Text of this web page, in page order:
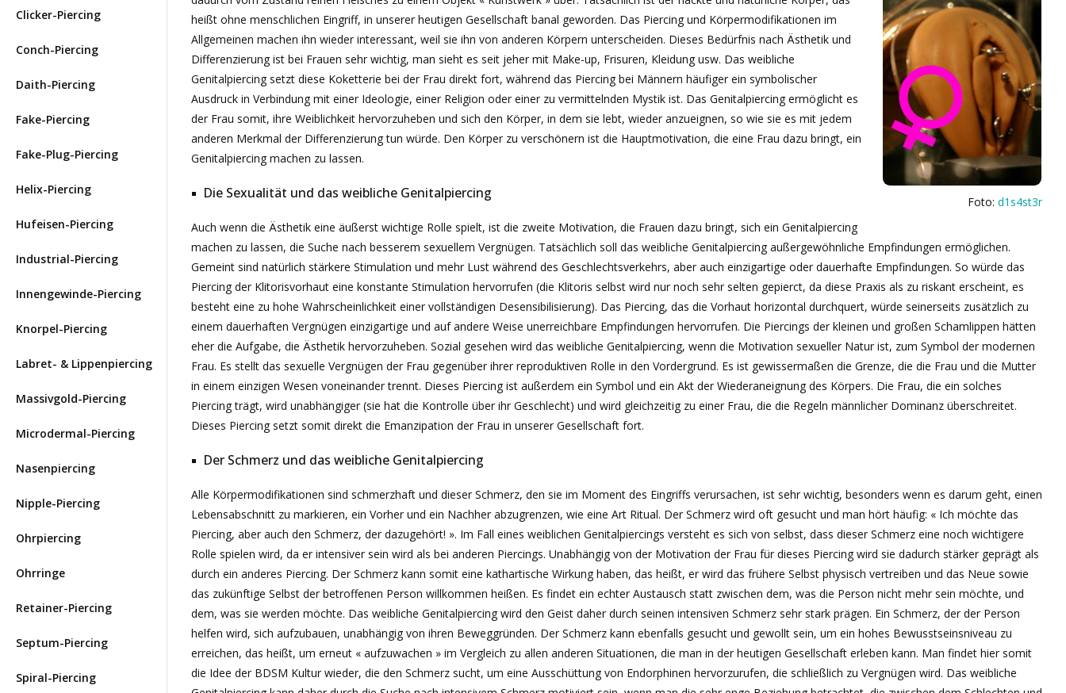
Clicker-Piercing
Conch-Piercing
Daith-Piercing
Fake-Piercing
Fake-Plug-Piercing
Helix-Piercing
Hufeisen-Piercing
Industrial-Piercing
Innengewinde-Piercing
Knorpel-Piercing
Labret- & Lippenpiercing
Massivgold-Piercing
Microdermal-Piercing
Nasenpiercing
Nipple-Piercing
Ohrpiercing
Ohrringe
Retainer-Piercing
Septum-Piercing
Spiral-Piercing
Foto: d1s4st3r
heißt ohne menschlichen Eingriff, in unserer heutigen Gesellschaft banal geworden. Das Piercing und Körpermodifikationen im
Allgemeinen machen ihn wieder interessant, weil sie ihn von anderen Körpern unterscheiden. Dieses Bedürfnis nach Ästhetik und
Differenzierung ist bei Frauen sehr wichtig, man sieht es seit jeher mit Make-up, Frisuren, Kleidung usw. Das weibliche
Genitalpiercing setzt diese Koketterie bei der Frau direkt fort, während das Piercing bei Männern häufiger ein symbolischer
Ausdruck in Verbindung mit einer Ideologie, einer Religion oder einer zu vermittelnden Mystik ist. Das Genitalpiercing ermöglicht es
der Frau somit, ihre Weiblichkeit hervorzuheben und sich den Körper, in dem sie lebt, wieder anzueignen, so wie sie es mit jedem
anderen Merkmal der Differenzierung tun würde. Den Körper zu verschönern ist die Hauptmotivation, die eine Frau dazu bringt, ein
Genitalpiercing machen zu lassen.
Die Sexualität und das weibliche Genitalpiercing
Auch wenn die Ästhetik eine äußerst wichtige Rolle spielt, ist die zweite Motivation, die Frauen dazu bringt, sich ein Genitalpiercing
machen zu lassen, die Suche nach besserem sexuellem Vergnügen. Tatsächlich soll das weibliche Genitalpiercing außergewöhnliche Empfindungen ermöglichen.
Gemeint sind natürlich stärkere Stimulation und mehr Lust während des Geschlechtsverkehrs, aber auch einzigartige oder dauerhafte Empfindungen. So würde das
Piercing der Klitorisvorhaut eine konstante Stimulation hervorrufen (die Klitoris selbst wird nur noch sehr selten gepierct, da diese Praxis als zu riskant erscheint, es
besteht eine zu hohe Wahrscheinlichkeit einer vollständigen Desensibilisierung). Das Piercing, das die Vorhaut horizontal durchquert, würde seinerseits zusätzlich zu
einem dauerhaften Vergnügen einzigartige und auf andere Weise unerreichbare Empfindungen hervorrufen. Die Piercings der kleinen und großen Schamlippen hätten
eher die Aufgabe, die Ästhetik hervorzuheben. Sozial gesehen wird das weibliche Genitalpiercing, wenn die Motivation sexueller Natur ist, zum Symbol der modernen
Frau. Es stellt das sexuelle Vergnügen der Frau gegenüber ihrer reproduktiven Rolle in den Vordergrund. Es ist gewissermaßen die Grenze, die die Frau und die Mutter
in einem einzigen Wesen voneinander trennt. Dieses Piercing ist außerdem ein Symbol und ein Akt der Wiederaneignung des Körpers. Die Frau, die ein solches
Piercing trägt, wird unabhängiger (sie hat die Kontrolle über ihr Geschlecht) und wird gleichzeitig zu einer Frau, die die Regeln männlicher Dominanz überschreitet.
Dieses Piercing setzt somit direkt die Emanzipation der Frau in unserer Gesellschaft fort.
Der Schmerz und das weibliche Genitalpiercing
Alle Körpermodifikationen sind schmerzhaft und dieser Schmerz, den sie im Moment des Eingriffs verursachen, ist sehr wichtig, besonders wenn es darum geht, einen
Lebensabschnitt zu markieren, ein Vorher und ein Nachher abzugrenzen, wie eine Art Ritual. Der Schmerz wird oft gesucht und man hört häufig: « Ich möchte das
Piercing, aber auch den Schmerz, der dazugehört! ». Im Fall eines weiblichen Genitalpiercings versteht es sich von selbst, dass dieser Schmerz eine noch wichtigere
Rolle spielen wird, da er intensiver sein wird als bei anderen Piercings. Unabhängig von der Motivation der Frau für dieses Piercing wird sie dadurch stärker geprägt als
durch ein anderes Piercing. Der Schmerz kann somit eine kathartische Wirkung haben, das heißt, er wird das frühere Selbst physisch vertreiben und das Neue sowie
das zukünftige Selbst der betroffenen Person willkommen heißen. Es findet ein echter Austausch statt zwischen dem, was die Person nicht mehr sein möchte, und
dem, was sie werden möchte. Das weibliche Genitalpiercing wird den Geist daher durch seinen intensiven Schmerz sehr stark prägen. Ein Schmerz, der der Person
helfen wird, sich aufzubauen, unabhängig von ihren Beweggründen. Der Schmerz kann ebenfalls gesucht und gewollt sein, um ein hohes Bewusstseinsniveau zu
erreichen, das heißt, um erneut « aufzuwachen » im Vergleich zu allen anderen Situationen, die man in der heutigen Gesellschaft erleben kann. Man findet hier somit
die Idee der BDSM Kultur wieder, die den Schmerz sucht, um eine Ausschüttung von Endorphinen hervorzurufen, die schließlich zu Vergnügen wird. Das weibliche